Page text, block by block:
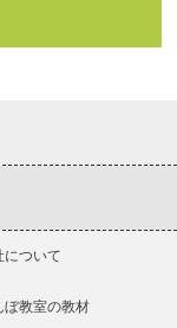
について
ぼ教室の教材